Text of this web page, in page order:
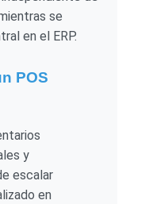
se
en el ERP.
POS
y
escalar
en